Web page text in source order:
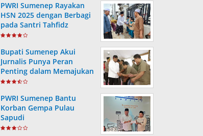
PWRI Sumenep Rayakan
HSN 2025 dengan Berbagi
pada Santri Tahfidz
Bupati Sumenep Akui
Jurnalis Punya Peran
Penting dalam Memajukan
Daerah
PWRI Sumenep Bantu
Korban Gempa Pulau
Sapudi